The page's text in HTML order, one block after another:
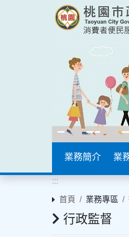
業務簡介 業
:::
首頁 業務專區
行政監督